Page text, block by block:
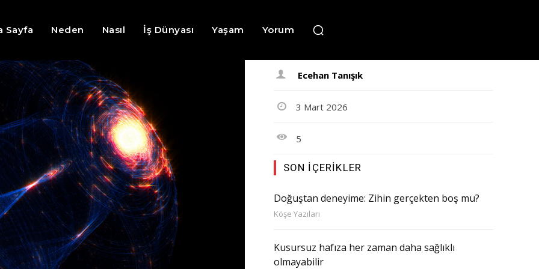
Sayfa Neden Nasıl İş Dünyası Yaşam Yorum
Ecehan Tanışık
3 Mart 2026
5
SON İÇERIKLER
Doğuştan deneyime: Zihin gerçekten boş mu?
Köşe Yazıları
Kusursuz hafıza her zaman daha sağlıklı
olmayabilir